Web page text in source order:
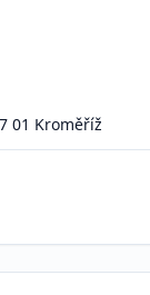
01 Kroměříž